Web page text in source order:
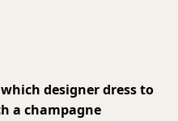
designer dress to
a champagne